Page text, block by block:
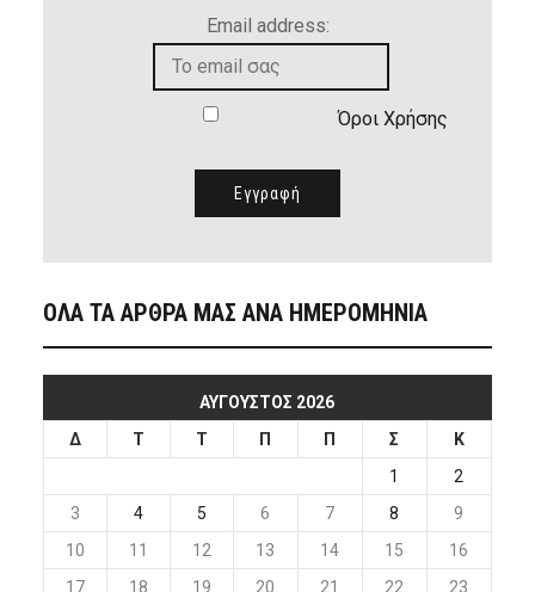
Email address:
Όροι Χρήσης
ΟΛΑ ΤΑ ΑΡΘΡΑ ΜΑΣ ΑΝΑ ΗΜΕΡΟΜΗΝΙΑ
ΑΎΓΟΥΣΤΟΣ 2026
Δ
Τ Τ Π Π Σ
Κ
1
2
3
4 5 6 7 8
9
10
11 12 13 14 15
16
17
18 19 20 21 22 23